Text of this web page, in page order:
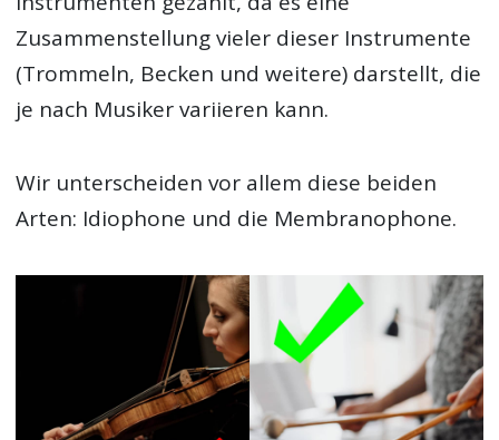
Zusammenstellung vieler dieser Instrumente
(Trommeln, Becken und weitere) darstellt, die
je nach Musiker variieren kann.
Wir unterscheiden vor allem diese beiden
Arten: Idiophone und die Membranophone.